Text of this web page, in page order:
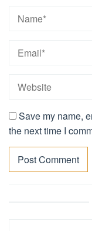
Save my name,
the next time I